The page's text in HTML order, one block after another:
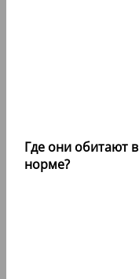
Где они обитают в
норме?